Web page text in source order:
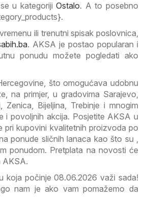
u kategorijiOstalo. A to posebno
ili trenutni spisak poslovnica,
. AKSA je postao popularan i
ponudu možete pogledati ako
što omogućava udobnu
na primjer, u gradovima Sarajevo,
Bijeljina, Trebinje i mnogim
i povoljnih akcija. Posjetite AKSA u
pri kupovini kvalitetnih proizvoda po
ponude sličnih lanaca kao što su ,
ponudom. Pretplata na novosti će
AKSA.
koja počinje 08.06.2026 važi sada!
nam je ako vam pomažemo da